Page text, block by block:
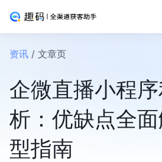
资讯 / 文章页
企微直播小程
析：优缺点全
型指南